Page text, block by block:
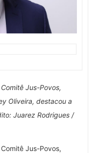
Jus-Povos,
Oliveira, destacou a
Juarez Rodrigues /
Jus-Povos,